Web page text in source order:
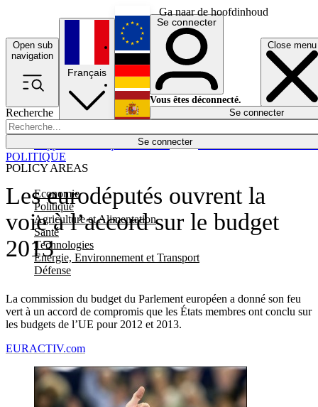
Ga naar de hoofdinhoud
Open sub
navigation
Close menu
Recherche
Se connecter
POLICY AREAS
Economie
Politique
Agriculture et Alimentation
Santé
Technologies
Energie, Environnement et Transport
Défense
Économie
Français
English
Deutsch
Español
Se connecter
Vous êtes déconnecté.
Se connecter
Les eurodéputés ouvrent la
voie à l’accord sur le budget
2013
La commission du budget du Parlement européen a donné son feu
vert à un accord de compromis que les États membres ont conclu sur
les budgets de l’UE pour 2012 et 2013.
POLITIQUE
EURACTIV.com